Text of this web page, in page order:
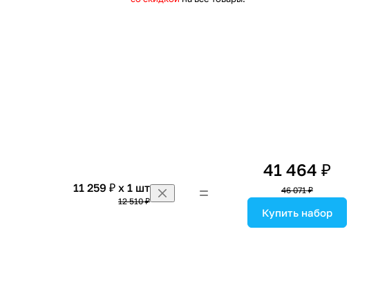
11 259 ₽ x 1 шт
12 510 ₽
41 464 ₽
46 071 ₽
Купить набор